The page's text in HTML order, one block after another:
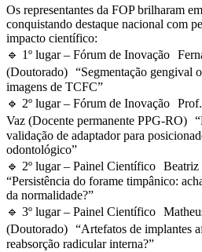
Os representantes da FOP brilharam
conquistando destaque nacional com
impacto científico:
🔹 1º lugar – Fórum de Inovação
(Doutorado) “Segmentação gengival
imagens de TCFC”
🔹 2º lugar – Fórum de Inovação
Vaz (Docente permanente PPG-RO)
validação de adaptador para
odontológico”
🔹 2º lugar – Painel Científico
“Persistência do forame timpânico:
da normalidade?”
🔹 3º lugar – Painel Científico
(Doutorado) “Artefatos de implantes
reabsorção radicular interna?”